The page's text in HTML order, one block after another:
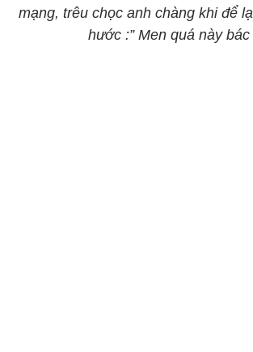
mạng, trêu chọc anh chàng khi để
hước :” Men quá này bác